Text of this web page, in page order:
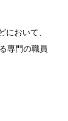
において、
専門の職員